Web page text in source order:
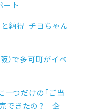
ート
納得 ―― チヨちゃん
）で多可町がイベ
一つだけの「ご当
売できたの？ 企